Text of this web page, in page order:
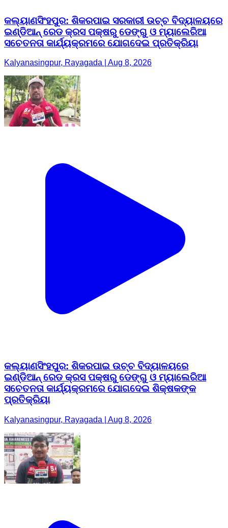
କଲ୍ୟାଣସିଂହପୁର: ଶିକରପାଇ ସରକାରୀ ଉଚ୍ଚ ବିଦ୍ୟାଳୟରେ
ଇଣ୍ଡିଆନ୍ ରେଡ କ୍ରସ ପକ୍ଷରୁ ଡେଙ୍ଗୁ ଓ ମ୍ୟାଲେରିଆ
ସଚେତନତା କାର୍ଯ୍ୟକ୍ରମରେ ଯୋଗଦେଇ ପ୍ରତିକ୍ରିୟା
Kalyanasingpur, Rayagada | Aug 8, 2026
କଲ୍ୟାଣସିଂହପୁର: ଶିକରପାଇ ଉଚ୍ଚ ବିଦ୍ୟାଳୟରେ
ଇଣ୍ଡିଆନ୍ ରେଡ କ୍ରସ ପକ୍ଷରୁ ଡେଙ୍ଗୁ ଓ ମ୍ୟାଲେରିଆ
ସଚେତନତା କାର୍ଯ୍ୟକ୍ରମରେ ଯୋଗଦେଇ ଶିକ୍ଷକଙ୍କ
ପ୍ରତିକ୍ରିୟା
Kalyanasingpur, Rayagada | Aug 8, 2026